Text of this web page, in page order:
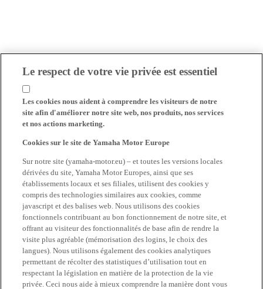
Le respect de votre vie privée est essentiel
Les cookies nous aident à comprendre les visiteurs de notre
site afin d'améliorer notre site web, nos produits, nos services
et nos actions marketing.
Cookies sur le site de Yamaha Motor Europe
Sur notre site (yamaha-motor.eu) – et toutes les versions locales
dérivées du site, Yamaha Motor Europes, ainsi que ses
établissements locaux et ses filiales, utilisent des cookies y
compris des technologies similaires aux cookies, comme
javascript et des balises web. Nous utilisons des cookies
fonctionnels contribuant au bon fonctionnement de notre site, et
offrant au visiteur des fonctionnalités de base afin de rendre la
visite plus agréable (mémorisation des logins, le choix des
langues). Nous utilisons également des cookies analytiques
permettant de récolter des statistiques d’utilisation tout en
respectant la législation en matière de la protection de la vie
privée. Ceci nous aide à mieux comprendre la manière dont vous